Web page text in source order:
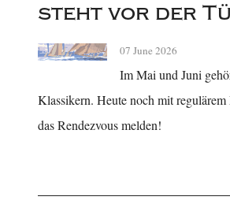
steht vor der
07 June 2026
Im Mai und Juni
Klassikern. Heute noch mit
das Rendezvous melden!